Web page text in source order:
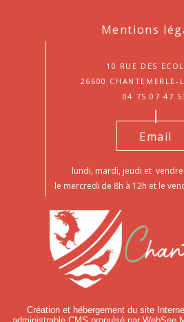
Mentions
10 Rue des
26600
04 75 07 47
Email
lundi, mardi, jeudi et
le mercredi de 8h à 12h et le
Création et hébergement du site